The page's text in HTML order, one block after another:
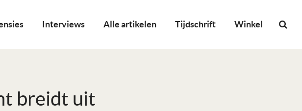
Interviews Alle artikelen Tijdschrift Winkel
breidt uit